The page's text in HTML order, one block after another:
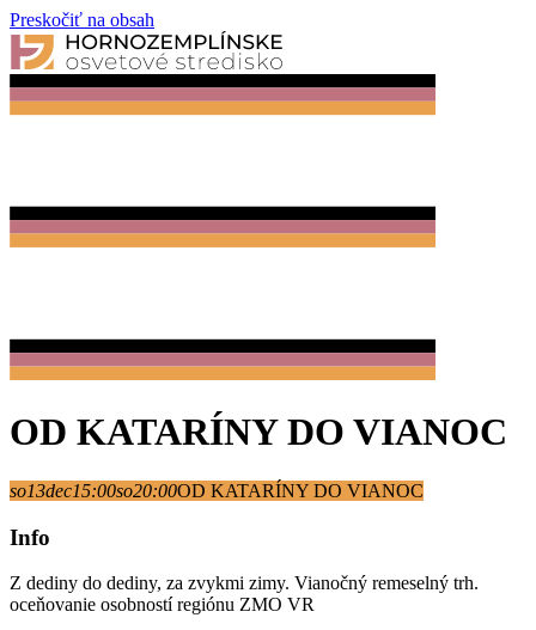
Preskočiť na obsah
OD KATARÍNY DO VIANOC
so13dec15:00so20:00OD KATARÍNY DO VIANOC
Info
Z dediny do dediny, za zvykmi zimy. Vianočný remeselný trh.
oceňovanie osobností regiónu ZMO VR